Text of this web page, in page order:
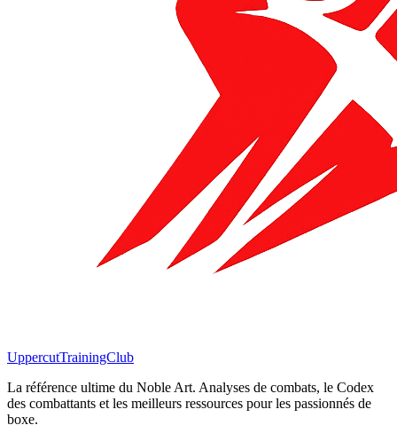
UppercutTrainingClub
La référence ultime du Noble Art. Analyses de combats, le Codex
des combattants et les meilleurs ressources pour les passionnés de
boxe.